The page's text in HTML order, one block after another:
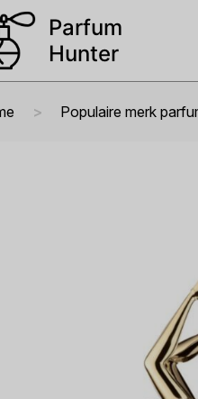
Populaire merk